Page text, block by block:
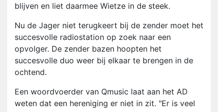
blijven en liet daarmee Wietze in de steek.
Nu de Jager niet terugkeert bij de zender moet het
succesvolle radiostation op zoek naar een
opvolger. De zender bazen hoopten het
succesvolle duo weer bij elkaar te brengen in de
ochtend.
Een woordvoerder van Qmusic laat aan het AD
weten dat een hereniging er niet in zit. "Er is veel